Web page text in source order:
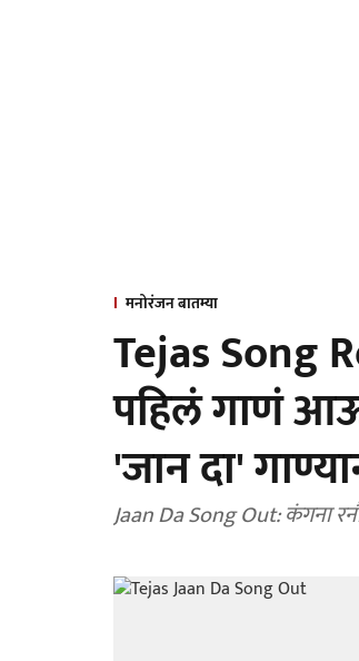
मनोरंजन बातम्या
Tejas Song
पहिलं गाणं
'जान दा'
Jaan Da Song Out: कंगना